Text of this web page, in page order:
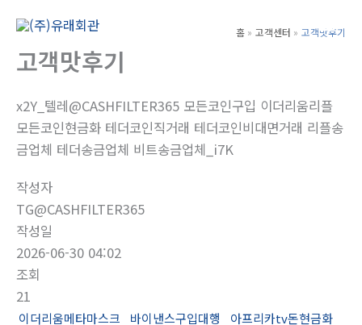
Main
홈 고객센터 고객맛후기
고객맛후기
x2Y_텔레@CASHFILTER365 모든코인구입 이더리움리플
모든코인현금화 테더코인직거래 테더코인비대면거래 리플송
금업체 테더송금업체 비트송금업체_i7K
작성자
TG@CASHFILTER365
작성일
2026-06-30 04:02
조회
21
이더리움메타마스크 바이낸스구입대행 아프리카tv돈현금화